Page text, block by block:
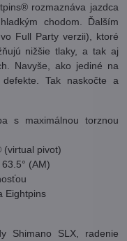
rozmaznáva jazdca
chodom. Ďalším
Full Party verzii), ktoré
nižšie tlaky, a tak aj
Navyše, ako jediné na
Tak naskočte a
s maximálnou torznou
(virtual pivot)
(AM)
Eightpins
Shimano SLX, radenie